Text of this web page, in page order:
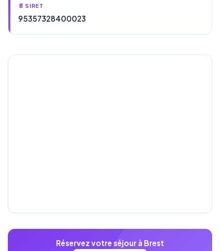
📄 SIRET
95357328400023
Réservez votre séjour à Brest